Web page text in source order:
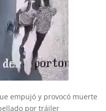
empujó y provocó muerte
por tráiler